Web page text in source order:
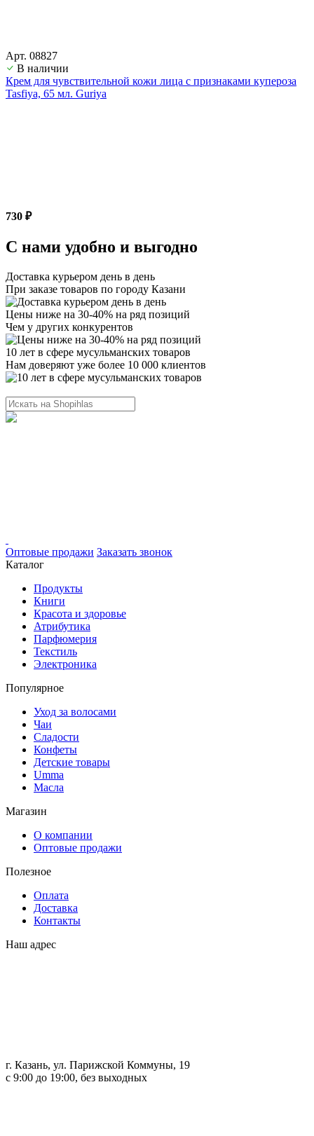
Арт. 08827
В наличии
Крем для чувствительной кожи лица с признаками купероза
Tasfiya, 65 мл. Guriya
730 ₽
С нами удобно и выгодно
Доставка курьером день в день
При заказе товаров по городу Казани
Цены ниже на 30-40% на ряд позиций
Чем у других конкурентов
10 лет в сфере мусульманских товаров
Нам доверяют уже более 10 000 клиентов
Оптовые продажи Заказать звонок
Каталог
Продукты
Книги
Красота и здоровье
Атрибутика
Парфюмерия
Текстиль
Электроника
Популярное
Уход за волосами
Чаи
Сладости
Конфеты
Детские товары
Umma
Масла
Магазин
О компании
Оптовые продажи
Полезное
Оплата
Доставка
Контакты
Наш адрес
г. Казань, ул. Парижской Коммуны, 19
с 9:00 до 19:00, без выходных